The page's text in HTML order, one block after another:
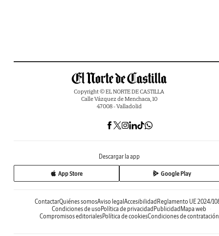
Copyright © EL NORTE DE CASTILLA
Calle Vázquez de Menchaca, 10
47008 - Valladolid
Descargar la app
App Store Google Play
ContactarQuiénes somosAviso legal Accesibilidad Reglamento UE 2024/
Condiciones de uso Política de privacidad Publicidad Mapa web
Compromisos editorialesPolítica de cookiesCondiciones de contratación